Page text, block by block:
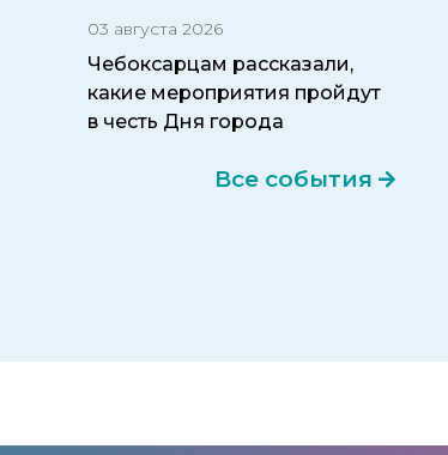
03 августа 2026
Чебоксарцам рассказали,
какие мероприятия пройдут
в честь Дня города
Все события